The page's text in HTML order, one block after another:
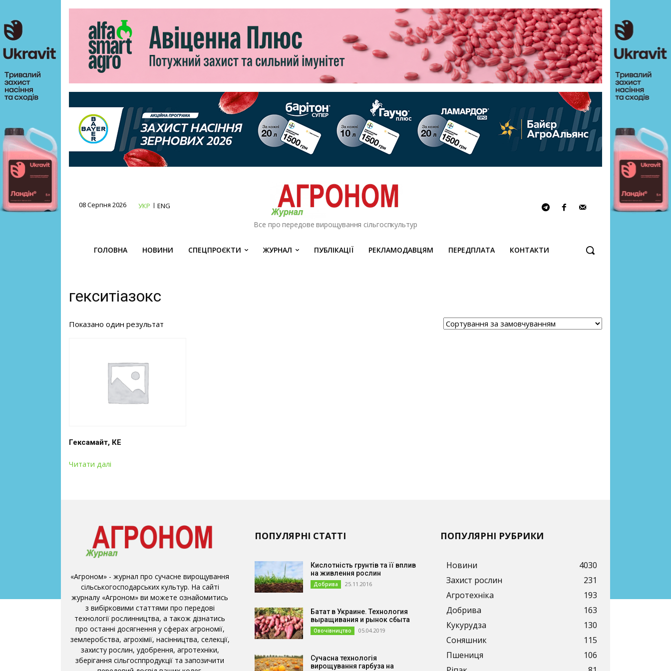
08 Серпня 2026 УКР ENG
Все про передове вирощування сільгоспкультур
ГОЛОВНА НОВИНИ СПЕЦПРОЄКТИ ЖУРНАЛ ПУБЛІКАЦІЇ РЕКЛАМОДАВЦЯМ ПЕРЕДПЛАТА КОНТАКТИ
гекситіазокс
Показано один результат
Гексамайт, КЕ
Читати далі
«Агроном» - журнал про сучасне вирощування
сільськогосподарських культур. На сайті
журналу «Агроном» ви можете ознайомитись
з вибірковими статтями про передові
технології рослинництва, а також дізнатись
про останні досягнення у сферах агрономії,
землеробства, агрохімії, насінництва, селекції,
захисту рослин, удобрення, агротехніки,
зберігання сільгосппродукції та запозичити
ПОПУЛЯРНІ СТАТТІ
Кислотність грунтів та її вплив
на живлення рослин
Добрива 25.11.2016
Батат в Украине. Технология
выращивания и рынок сбыта
Овочівництво 05.04.2019
Сучасна технологія
вирощування гарбуза на
ПОПУЛЯРНІ РУБРИКИ
Новини
4030
Захист рослин
231
Агротехніка
193
Добрива
163
Кукурудза
130
Соняшник
115
Пшениця
106